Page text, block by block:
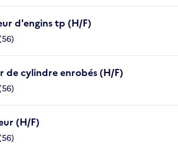
d'engins tp (H/F)
de cylindre enrobés (H/F)
(H/F)